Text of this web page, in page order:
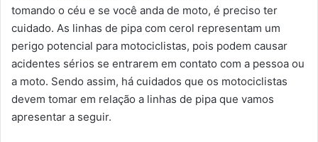
tomando o céu e se você anda de moto, é preciso ter
cuidado. As linhas de pipa com cerol representam um
perigo potencial para motociclistas, pois podem causar
acidentes sérios se entrarem em contato com a pessoa ou
a moto. Sendo assim, há cuidados que os motociclistas
devem tomar em relação a linhas de pipa que vamos
apresentar a seguir.